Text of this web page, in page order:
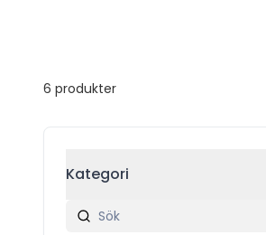
6 produkter
Kategori